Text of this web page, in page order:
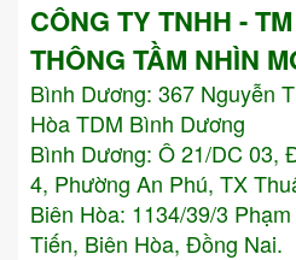
CÔNG TY TNHH -
THÔNG TẦM NHÌN
Bình Dương: 367 Nguyễn
Hòa TDM Bình Dương
Bình Dương: Ô 21/DC 03,
4, Phường An Phú, TX
Biên Hòa: 1134/39/3
Tiến, Biên Hòa, Đồng Nai.